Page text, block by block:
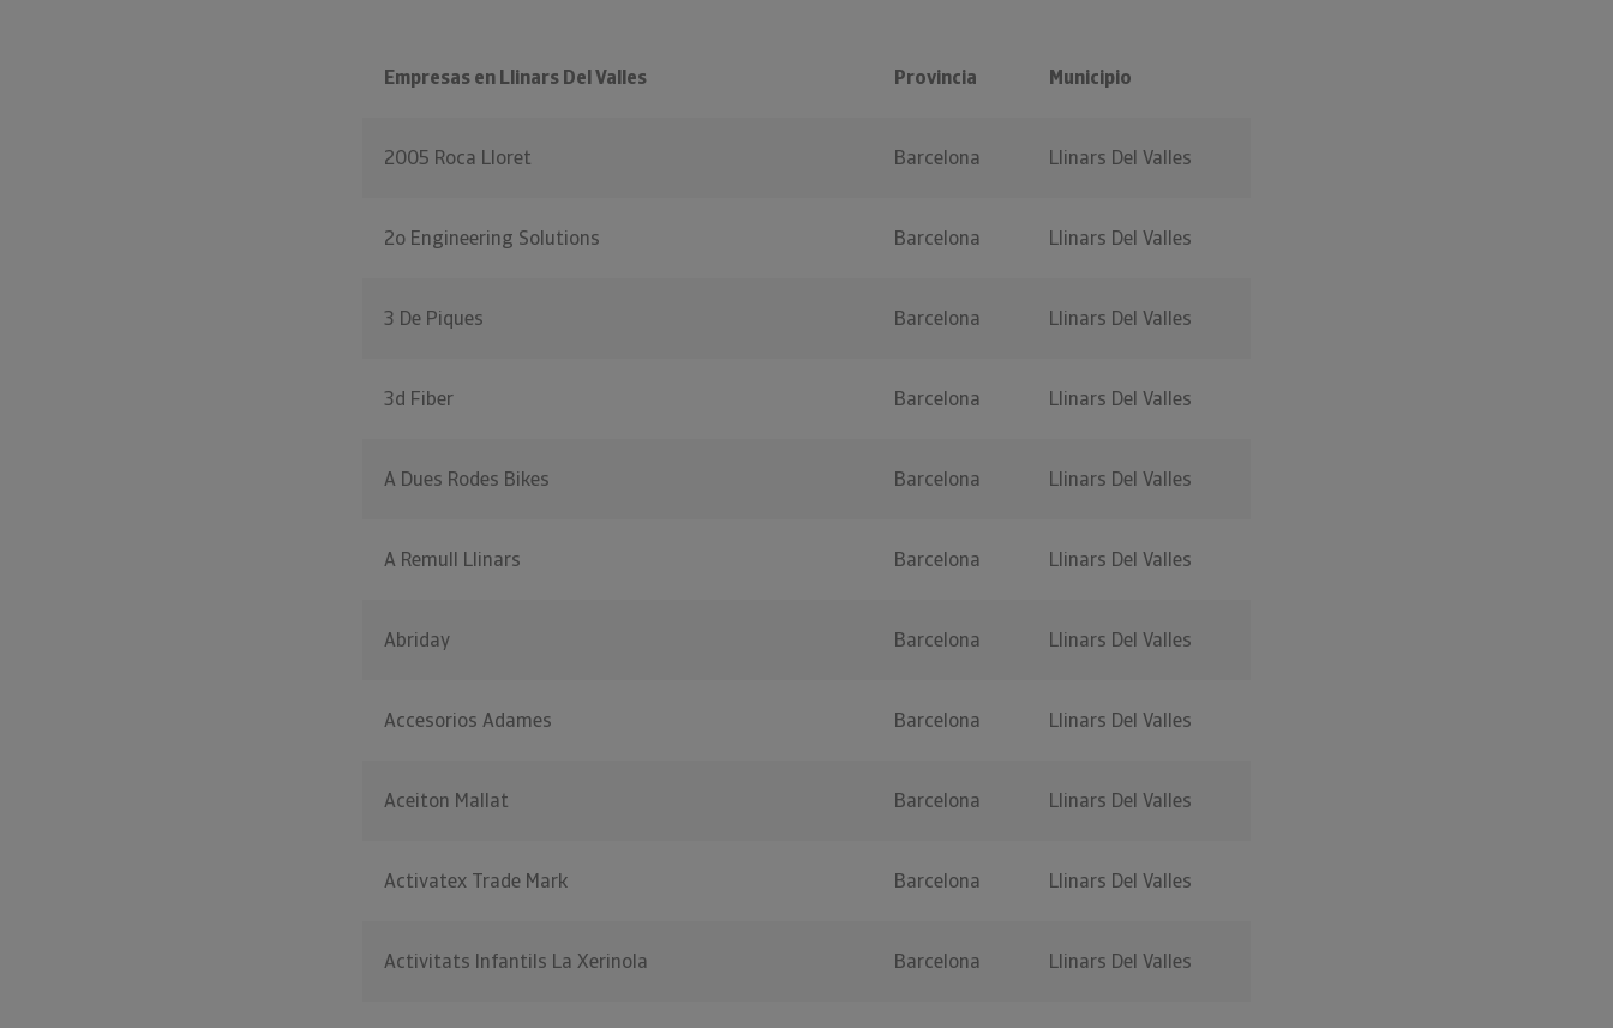
Empresas en Llinars Del Valles Provincia Municipio
2005 Roca Lloret Barcelona Llinars Del Valles
2o Engineering Solutions Barcelona Llinars Del Valles
3 De Piques Barcelona Llinars Del Valles
3d Fiber Barcelona Llinars Del Valles
A Dues Rodes Bikes Barcelona Llinars Del Valles
A Remull Llinars Barcelona Llinars Del Valles
Abriday Barcelona Llinars Del Valles
Accesorios Adames Barcelona Llinars Del Valles
Aceiton Mallat Barcelona Llinars Del Valles
Activatex Trade Mark Barcelona Llinars Del Valles
Activitats Infantils La Xerinola Barcelona Llinars Del Valles